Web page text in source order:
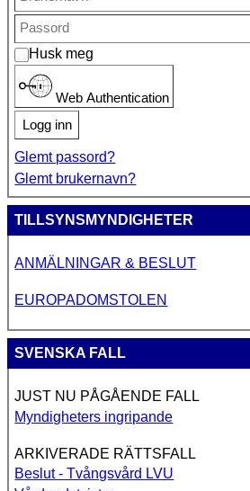
Husk meg
Web Authentication
Logg inn
Glemt passord?
Glemt brukernavn?
TILLSYNSMYNDIGHETER
ANMÄLNINGAR & BESLUT
EUROPADOMSTOLEN
SVENSKA FALL
JUST NU PÅGÅENDE FALL
Myndigheters ingripande
ARKIVERADE RÄTTSFALL
Beslut - Tvångsvård LVU